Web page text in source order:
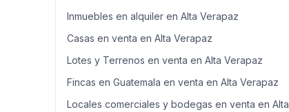
Inmuebles en alquiler en Alta Verapaz
Casas en venta en Alta Verapaz
Lotes y Terrenos en venta en Alta Verapaz
Fincas en Guatemala en venta en Alta Verapaz
Locales comerciales y bodegas en venta en Alta